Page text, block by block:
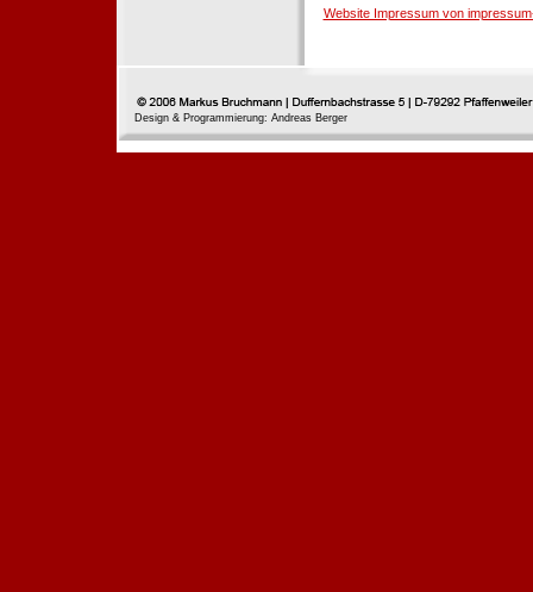
Website Impressum von
Design & Programmierung: Andreas Berger